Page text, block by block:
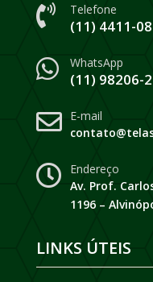
 Telefone
(11) 4411-
 WhatsApp
(11) 98206-
 E-mail

Endereço
Av. Prof.
1196 –
LINKS ÚTEIS